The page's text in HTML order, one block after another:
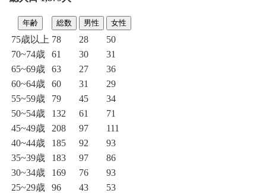
年齢 総数 男性 女性
75歳以上 78 28
50
70~74歳
61 30
31
65~69歳
63 27
36
60~64歳
60 31
29
55~59歳
79 45
34
50~54歳
132 61
71
45~49歳
208 97
111
40~44歳
185 92
93
35~39歳
183 97
86
30~34歳
169 76
93
25~29歳
96 43
53